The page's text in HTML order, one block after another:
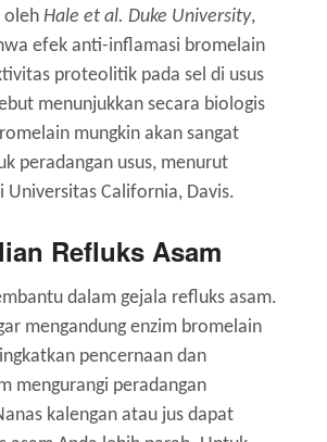
oleh Hale et al. Duke University,
efek anti-inflamasi bromelain
proteolitik pada sel di usus
menunjukkan secara biologis
mungkin akan sangat
peradangan usus, menurut
Universitas California, Davis.
Refluks Asam
dalam gejala refluks asam.
mengandung enzim bromelain
pencernaan dan
mengurangi peradangan
kalengan atau jus dapat